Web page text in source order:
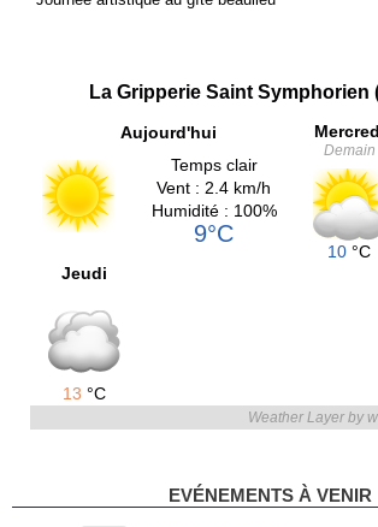
La Gripperie Saint Symphorien
Aujourd'hui
Temps clair
Vent : 2.4 km/h
Humidité : 100%
9°C
Demain
10 °C
Jeudi
13 °C
Weather Layer by
EVÉNEMENTS À VENIR